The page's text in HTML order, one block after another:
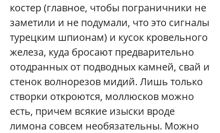
костер (главное, чтобы пограничники не
заметили и не подумали, что это сигналы
турецким шпионам) и кусок кровельного
железа, куда бросают предварительно
отодранных от подводных камней, свай и
стенок волнорезов мидий. Лишь только
створки откроются, моллюсков можно
есть, причем всякие изыски вроде
лимона совсем необязательны. Можно